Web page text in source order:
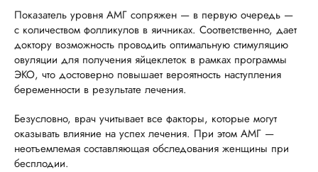
Показатель уровня АМГ сопряжен — в первую очередь —
с количеством фолликулов в яичниках. Соответственно, дает
доктору возможность проводить оптимальную стимуляцию
овуляции для получения яйцеклеток в рамках программы
ЭКО, что достоверно повышает вероятность наступления
беременности в результате лечения.
Безусловно, врач учитывает все факторы, которые могут
оказывать влияние на успех лечения. При этом АМГ —
неотъемлемая составляющая обследования женщины при
бесплодии.